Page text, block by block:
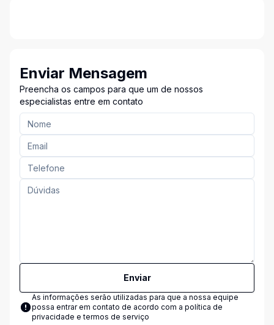
Enviar Mensagem
Preencha os campos para que um de nossos
especialistas entre em contato
Enviar
As informações serão utilizadas para que a nossa equipe
possa entrar em contato de acordo com a política de
privacidade e termos de serviço